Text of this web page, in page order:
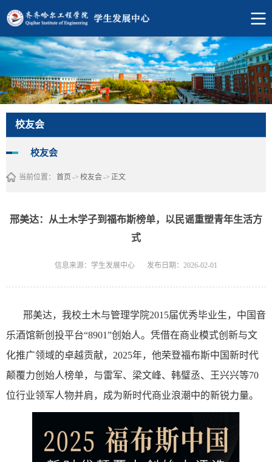
校友会
校友会
当前位置： 首页 -> 校友会-> 正文
邢美达：从土木学子到福布斯榜单，以民谣重塑青年生活方
式
信息来源：学生发展中心 发布日期：2026-02-01
邢美达，我校土木与管理学院2015届优秀毕业生，中国音
乐酒馆新创投平台“8901”创始人。凭借在商业模式创新与文
化推广领域的卓越贡献，2025年，他荣登福布斯中国新时代
颠覆力创始人榜单，与雷军、梁文峰、韩璧丞、王兴兴等70
位行业领军人物并肩，成为新时代商业浪潮中的新锐力量。